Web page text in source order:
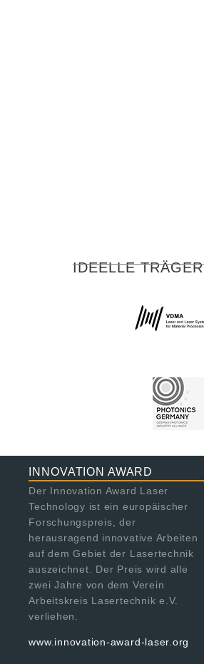
IDEELLE TRÄGER
INNOVATION AWARD
Der Innovation Award Laser
Technology ist ein europäischer
Forschungspreis, der
herausragend innovative Arbeiten
auf dem Gebiet der Lasertechnik
auszeichnet. Der Preis wird alle
zwei Jahre von dem Verein
Arbeitskreis Lasertechnik e.V.
verliehen.
www.innovation-award-laser.org